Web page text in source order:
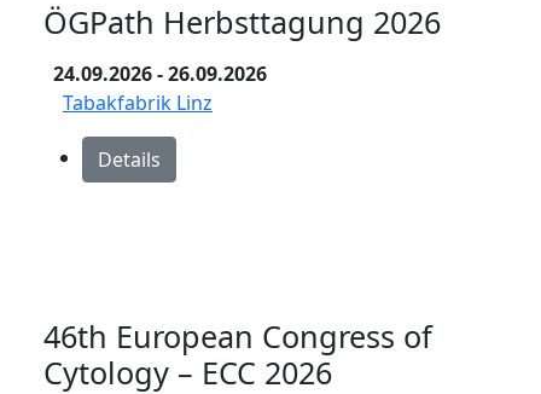
ÖGPath Herbsttagung 2026
24.09.2026- 26.09.2026
Tabakfabrik Linz
Details
46th European Congress of
Cytology – ECC 2026